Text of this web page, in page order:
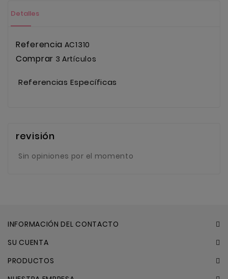
Detalles
Referencia AC1310
Comprar 3 Artículos
Referencias Específicas
revisión
Sin opiniones por el momento
INFORMACIÓN DEL CONTACTO
SU CUENTA
PRODUCTOS